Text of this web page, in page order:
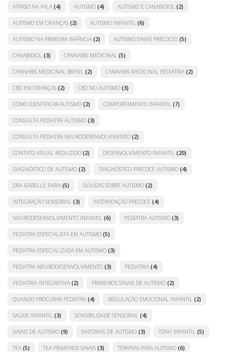
ATRASO NA FALA (4) AUTISMO (4) AUTISMO E CANABIDIOL (2)
AUTISMO EM CRIANÇAS (2) AUTISMO INFANTIL (6)
AUTISMO NA PRIMEIRA INFÂNCIA (2) AUTISMO SINAIS PRECOCES (5)
CANABIDIOL (3) CANNABIS MEDICINAL (5)
CANNABIS MEDICINAL BRASIL (2) CANNABIS MEDICINAL PEDIATRIA (2)
CBD EM CRIANÇAS (2) CBD NO AUTISMO (3)
COMO IDENTIFICAR AUTISMO (2) COMPORTAMENTO INFANTIL (7)
CONSULTA PEDIATRA AUTISMO (3)
CONSULTA PEDIATRA NEURODESENVOLVIMENTO (2)
CONTATO VISUAL REDUZIDO (2) DESENVOLVIMENTO INFANTIL (20)
DIAGNÓSTICO DE AUTISMO (2) DIAGNÓSTICO PRECOCE AUTISMO (4)
DRA ISABELLE FARIA (5) DÚVIDAS SOBRE AUTISMO (2)
INTEGRAÇÃO SENSORIAL (3) INTERVENÇÃO PRECOCE (4)
NEURODESENVOLVIMENTO INFANTIL (6) PEDIATRA AUTISMO (3)
PEDIATRA ESPECIALISTA EM AUTISMO (5)
PEDIATRA ESPECIALIZADA EM AUTISMO (3)
PEDIATRA NEURODESENVOLVIMENTO (3) PEDIATRIA (4)
PEDIATRIA INTEGRATIVA (2) PRIMEIROS SINAIS DE AUTISMO (2)
QUANDO PROCURAR PEDIATRA (4) REGULAÇÃO EMOCIONAL INFANTIL (2)
SAÚDE INFANTIL (3) SENSIBILIDADE SENSORIAL (4)
SINAIS DE AUTISMO (9) SINTOMAS DE AUTISMO (3) TDAH INFANTIL (5)
TEA (5) TEA PRIMEIROS SINAIS (3) TERAPIAS PARA AUTISMO (6)